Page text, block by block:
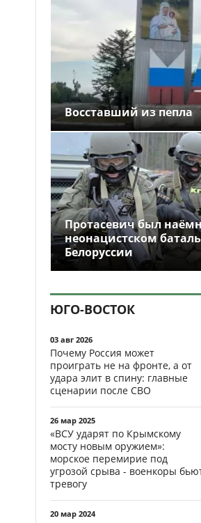
Восставший из пепла
Протасевич был
неонацистском
Белоруссии
ЮГО-ВОСТОК
03 авг 2026
Почему Россия может
проиграть не на фронте, а от
удара элит в спину: главные
сценарии после СВО
26 мар 2025
«ВСУ ударят по Крымскому
мосту новым оружием»:
морское перемирие под
угрозой срыва - военкоры
тревогу
20 мар 2024